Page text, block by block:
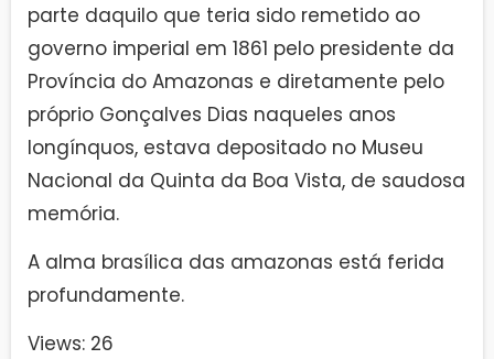
parte daquilo que teria sido remetido ao
governo imperial em 1861 pelo presidente da
Província do Amazonas e diretamente pelo
próprio Gonçalves Dias naqueles anos
longínquos, estava depositado no Museu
Nacional da Quinta da Boa Vista, de saudosa
memória.
A alma brasílica das amazonas está ferida
profundamente.
Views: 26